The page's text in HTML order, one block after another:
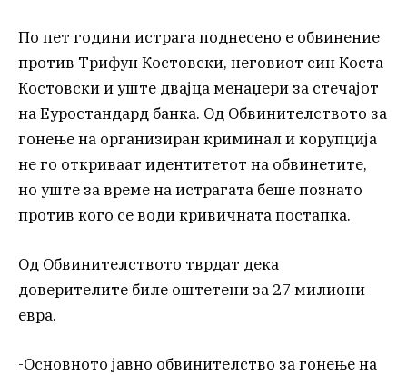
По пет години истрага поднесено е обвинение
против Трифун Костовски, неговиот син Коста
Костовски и уште двајца менаџери за стечајот
на Еуростандард банка. Од Обвинителството за
гонење на организиран криминал и корупција
не го откриваат идентитетот на обвинетите,
но уште за време на истрагата беше познато
против кого се води кривичната постапка.
Од Обвинителството тврдат дека
доверителите биле оштетени за 27 милиони
евра.
-Основното јавно обвинителство за гонење на